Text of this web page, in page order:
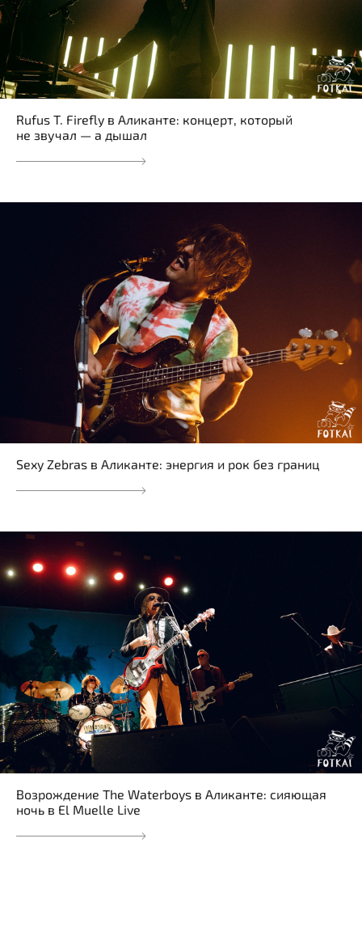
Rufus T. Firefly в Аликанте: концерт, который
не звучал — а дышал
Sexy Zebras в Аликанте: энергия и рок без границ
Возрождение The Waterboys в Аликанте: сияющая
ночь в El Muelle Live